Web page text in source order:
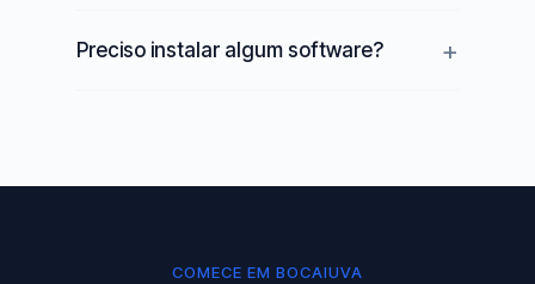
Preciso instalar algum software?
COMECE EM BOCAIUVA